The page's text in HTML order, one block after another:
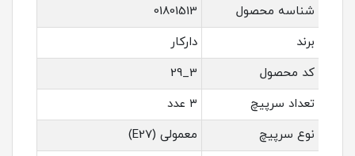
شناسه محصول
01801513
برند
دارکار
کد محصول
3_29
تعداد سرپیچ
۳ عدد
نوع سرپیچ
معمولی (E27)